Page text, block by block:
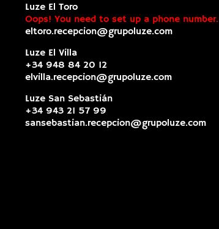
Luze El Toro
Oops! You need to set up a phone number.
eltoro.recepcion@grupoluze.com
Luze El Villa
+34 948 84 20 12
elvilla.recepcion@grupoluze.com
Luze San Sebastián
+34 943 21 57 99
sansebastian.recepcion@grupoluze.com